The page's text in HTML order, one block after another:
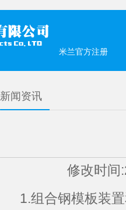
米兰官方注册
新闻资讯
修改时间
1.组合钢模板装置